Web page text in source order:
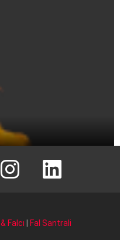
instagram Linkedin Fal
Falcı Fal Santrali